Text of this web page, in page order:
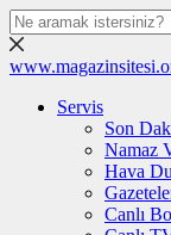
Servis
Son
Namaz
Hava
Canlı